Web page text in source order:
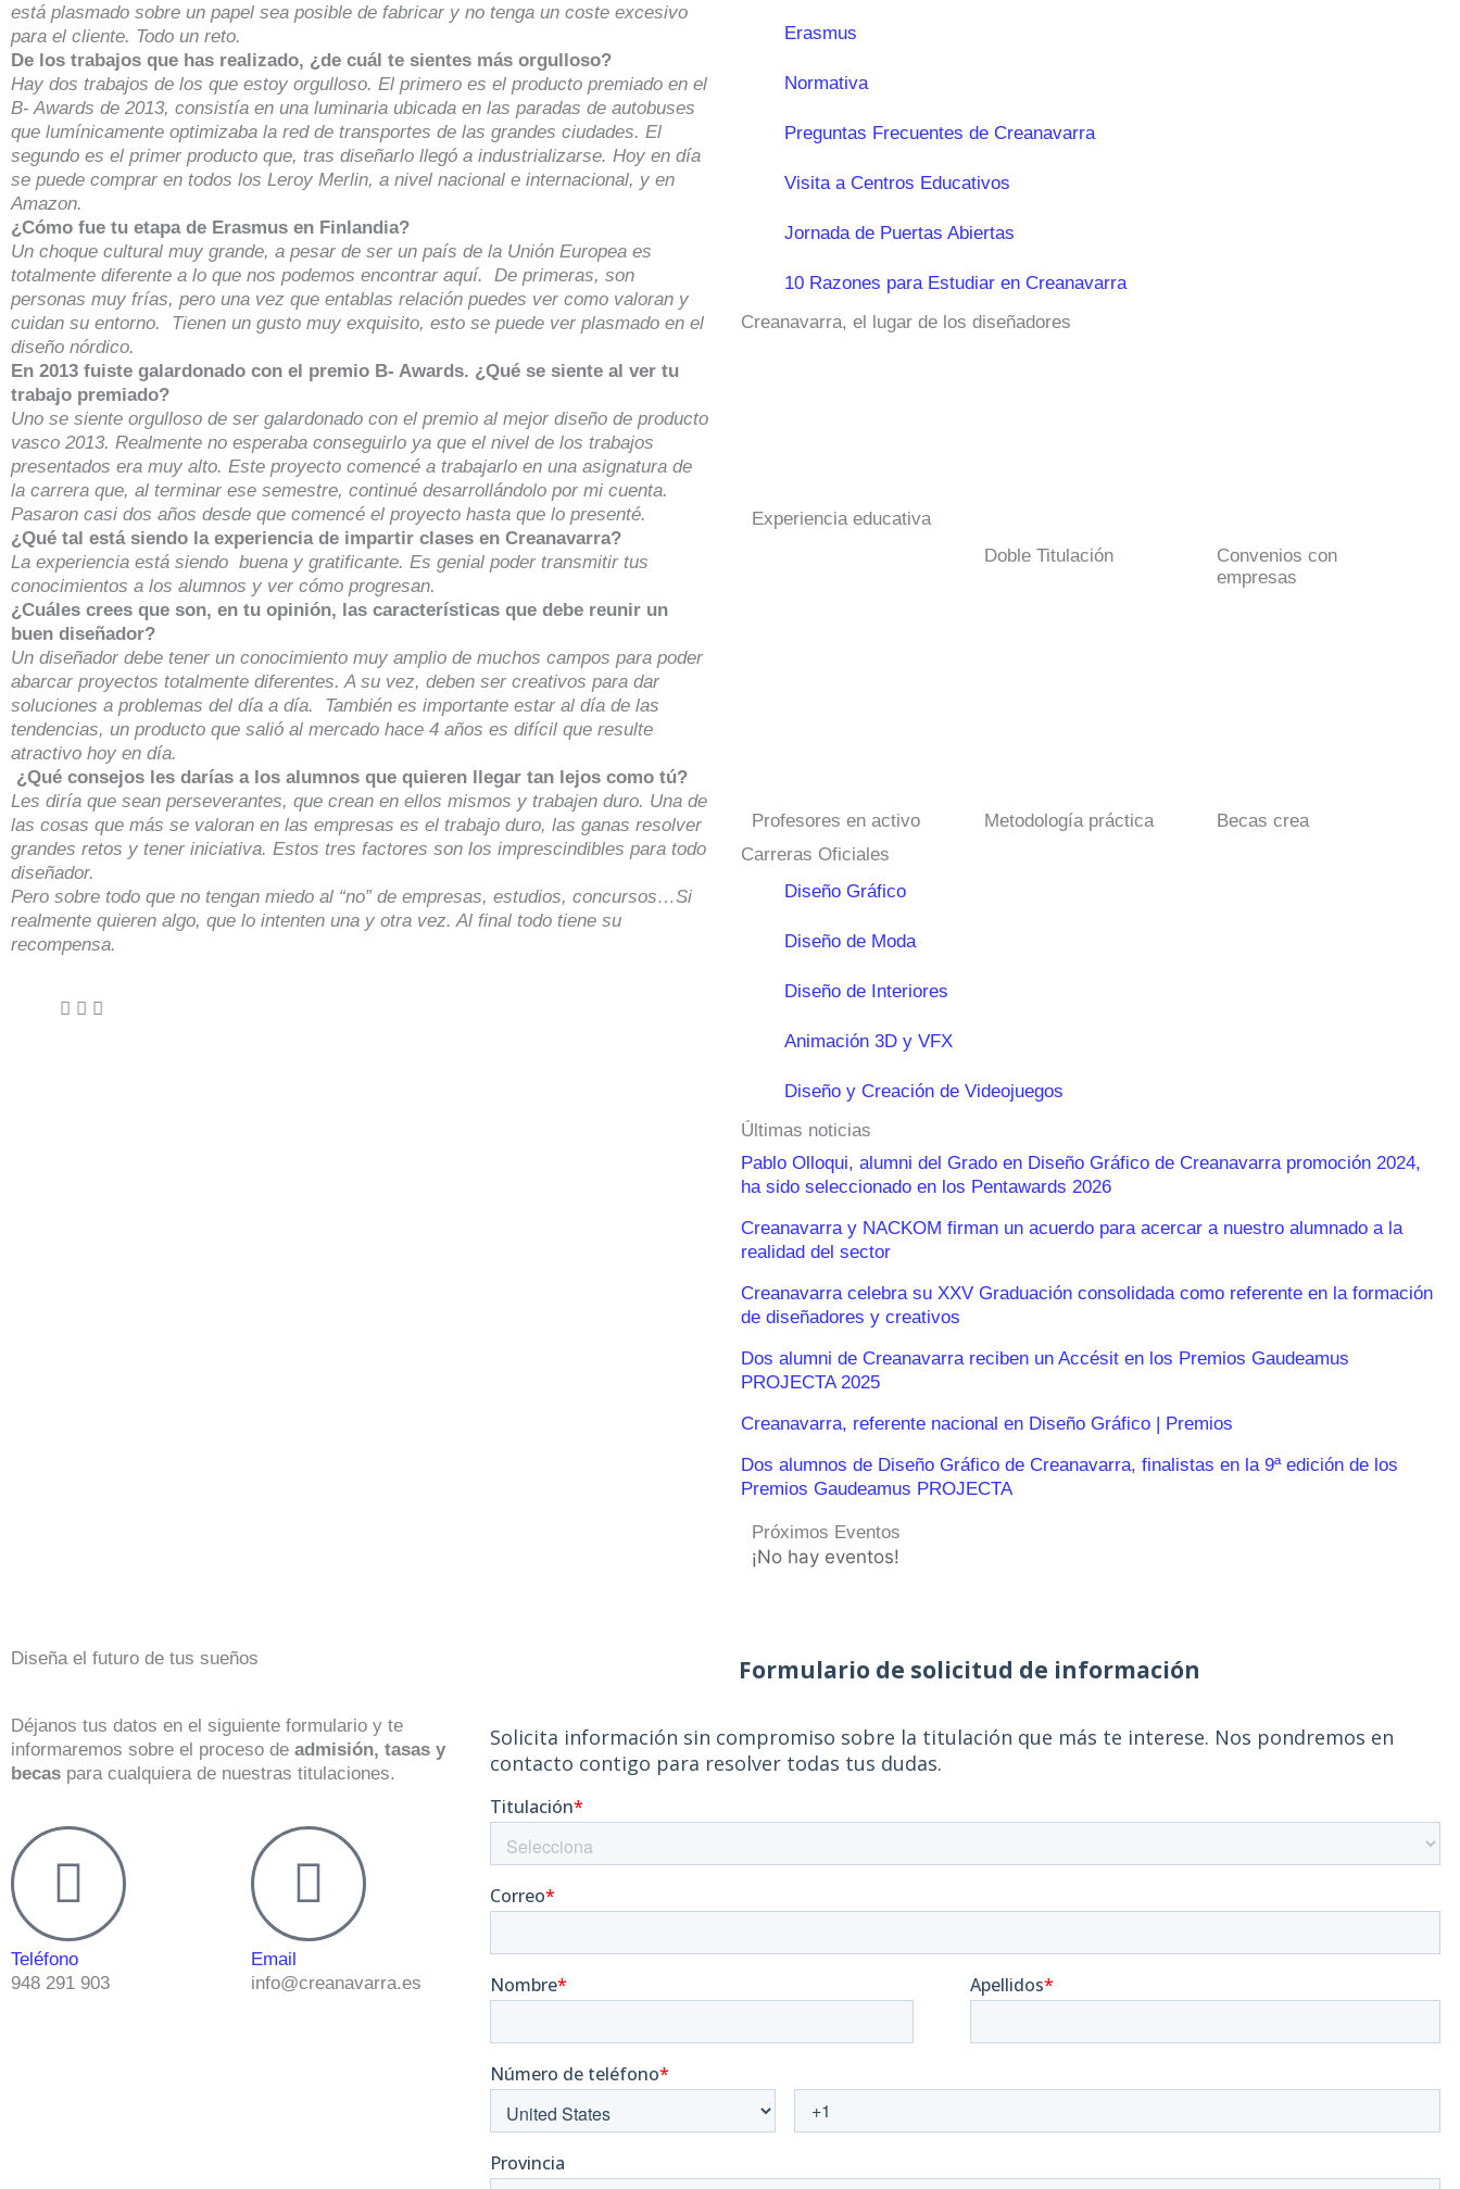
está plasmado sobre un papel sea posible de fabricar y no tenga un coste excesivo
para el cliente. Todo un reto.
De los trabajos que has realizado, ¿de cuál te sientes más orgulloso?
Hay dos trabajos de los que estoy orgulloso. El primero es el producto premiado en el
B- Awards de 2013, consistía en una luminaria ubicada en las paradas de autobuses
que lumínicamente optimizaba la red de transportes de las grandes ciudades. El
segundo es el primer producto que, tras diseñarlo llegó a industrializarse. Hoy en día
se puede comprar en todos los Leroy Merlin, a nivel nacional e internacional, y en
Amazon.
¿Cómo fue tu etapa de Erasmus en Finlandia?
Un choque cultural muy grande, a pesar de ser un país de la Unión Europea es
totalmente diferente a lo que nos podemos encontrar aquí. De primeras, son
personas muy frías, pero una vez que entablas relación puedes ver como valoran y
cuidan su entorno. Tienen un gusto muy exquisito, esto se puede ver plasmado en el
diseño nórdico.
En 2013 fuiste galardonado con el premio B- Awards. ¿Qué se siente al ver tu
trabajo premiado?
Uno se siente orgulloso de ser galardonado con el premio al mejor diseño de producto
vasco 2013. Realmente no esperaba conseguirlo ya que el nivel de los trabajos
presentados era muy alto. Este proyecto comencé a trabajarlo en una asignatura de
la carrera que, al terminar ese semestre, continué desarrollándolo por mi cuenta.
Pasaron casi dos años desde que comencé el proyecto hasta que lo presenté.
¿Qué tal está siendo la experiencia de impartir clases en Creanavarra?
La experiencia está siendo buena y gratificante. Es genial poder transmitir tus
conocimientos a los alumnos y ver cómo progresan.
¿Cuáles crees que son, en tu opinión, las características que debe reunir un
buen diseñador?
Un diseñador debe tener un conocimiento muy amplio de muchos campos para poder
abarcar proyectos totalmente diferentes. A su vez, deben ser creativos para dar
soluciones a problemas del día a día. También es importante estar al día de las
tendencias, un producto que salió al mercado hace 4 años es difícil que resulte
atractivo hoy en día.
¿Qué consejos les darías a los alumnos que quieren llegar tan lejos como tú?
Les diría que sean perseverantes, que crean en ellos mismos y trabajen duro. Una de
las cosas que más se valoran en las empresas es el trabajo duro, las ganas resolver
grandes retos y tener iniciativa. Estos tres factores son los imprescindibles para todo
diseñador.
Pero sobre todo que no tengan miedo al “no” de empresas, estudios, concursos…Si
realmente quieren algo, que lo intenten una y otra vez. Al final todo tiene su
recompensa.
Erasmus
Normativa
Preguntas Frecuentes de Creanavarra
Visita a Centros Educativos
Jornada de Puertas Abiertas
10 Razones para Estudiar en Creanavarra
Creanavarra, el lugar de los diseñadores
Experiencia educativa
Doble Titulación
Convenios con
empresas
Profesores en activo Metodología práctica
Becas crea
Carreras Oficiales
Diseño Gráfico
Diseño de Moda
Diseño de Interiores
Animación 3D y VFX
Diseño y Creación de Videojuegos
Últimas noticias
Pablo Olloqui, alumni del Grado en Diseño Gráfico de Creanavarra promoción 2024,
ha sido seleccionado en los Pentawards 2026
Creanavarra y NACKOM firman un acuerdo para acercar a nuestro alumnado a la
realidad del sector
Creanavarra celebra su XXV Graduación consolidada como referente en la formación
de diseñadores y creativos
Dos alumni de Creanavarra reciben un Accésit en los Premios Gaudeamus
PROJECTA 2025
Creanavarra, referente nacional en Diseño Gráfico | Premios
Dos alumnos de Diseño Gráfico de Creanavarra, finalistas en la 9ª edición de los
Premios Gaudeamus PROJECTA
Próximos Eventos
¡No hay eventos!
Diseña el futuro de tus sueños
Déjanos tus datos en el siguiente formulario y te
informaremos sobre el proceso de admisión, tasas y
becas para cualquiera de nuestras titulaciones.
Teléfono
948 291 903
Email
info@creanavarra.es